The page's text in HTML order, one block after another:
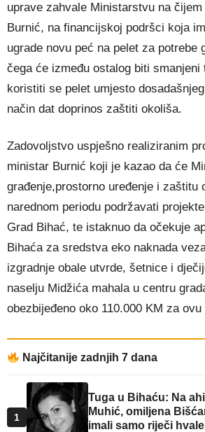
uprave zahvale Ministarstvu na
Burnić, na financijskoj podršci koja
ugrade novu peć na pelet za potrebe
čega će između ostalog biti
koristiti se pelet umjesto
način dat doprinos zaštiti okoliša.
Zadovoljstvo uspješno realiziranim
ministar Burnić koji je kazao da će
građenje,prostorno uređenje i zaštitu
narednom periodu podržavati
Grad Bihać, te istaknuo da očekuje
Bihaća za sredstva eko naknada
izgradnje obale utvrde, šetnice i
naselju Midžića mahala u centru
obezbijeđeno oko 110.000 KM za ovu
Najčitanije zadnjih 7 dana
1
Tuga u Bihaću: Na
Muhić, omiljena
imali samo riječi hvale